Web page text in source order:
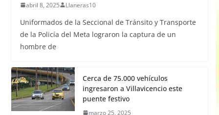
abril 8, 2025 Llaneras10
Uniformados de la Seccional de Tránsito y Transporte
de la Policía del Meta lograron la captura de un
hombre de
Cerca de 75.000 vehículos
ingresaron a Villavicencio este
puente festivo
marzo 25, 2025